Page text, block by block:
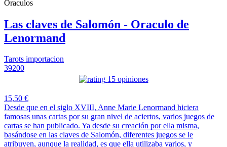
Oraculos
Las claves de Salomón - Oraculo de
Lenormand
Tarots importacion
39200
15 opiniones
15,50 €
Desde que en el siglo XVIII, Anne Marie Lenormand hiciera
famosas unas cartas por su gran nivel de aciertos, varios juegos de
cartas se han publicado. Ya desde su creación por ella misma,
basándose en las claves de Salomón, diferentes juegos se le
atribuyen, aunque la realidad, es que ella utilizaba varios, y